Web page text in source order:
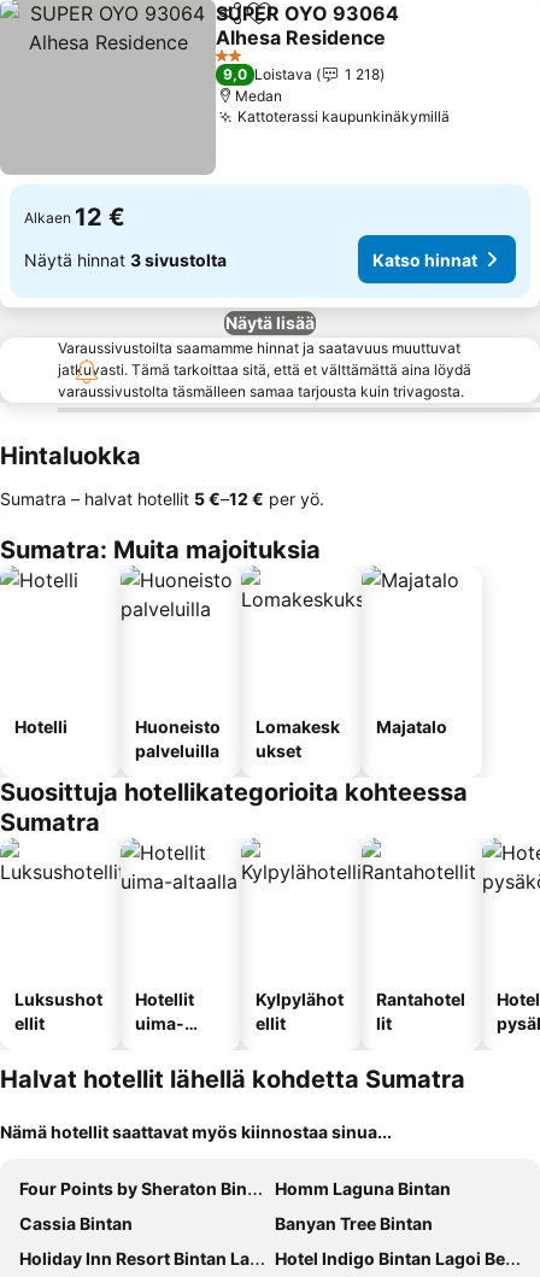
Jaa Lisää suosikkeihin
SUPER OYO 93064
Alhesa Residence
2 Tähtiluokitus
9,0 Loistava
1 218
Medan
Kattoterassi kaupunkinäkymillä
Alkaen 12 €
Näytä hinnat 3 sivustolta Katso hinnat
Näytä lisää
Varaussivustoilta saamamme hinnat ja saatavuus muuttuvat
jatkuvasti. Tämä tarkoittaa sitä, että et välttämättä aina löydä
varaussivustolta täsmälleen samaa tarjousta kuin trivagosta.
Hintaluokka
Sumatra – halvat hotellit ‎5 €–‎12 € per yö.
Sumatra: Muita majoituksia
Hotelli
Huoneisto
palveluilla
Lomakesk
ukset
Majatalo
Suosittuja hotellikategorioita kohteessa
Sumatra
Luksushot
ellit
Hotellit
uima-
Kylpylähot
ellit
Rantahotel
lit
Halvat hotellit lähellä kohdetta Sumatra
Nämä hotellit saattavat myös kiinnostaa sinua...
Four Points by Sheraton Bintan, Lagoi Bay
Homm Laguna Bintan
Cassia Bintan
Banyan Tree Bintan
Holiday Inn Resort Bintan Lagoi Beach By Ihg
Hotel Indigo Bintan Lagoi Beach By Ihg